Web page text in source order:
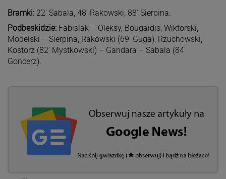
Bramki:22′ Sabala, 48′ Rakowski, 88′ Sierpina.
Podbeskidzie:Fabisiak – Oleksy, Bougaidis, Wiktorski,
Modelski – Sierpina, Rakowski (69’ Guga), Rzuchowski,
Kostorz (82’ Mystkowski) – Gandara – Sabala (84’
Goncerz).